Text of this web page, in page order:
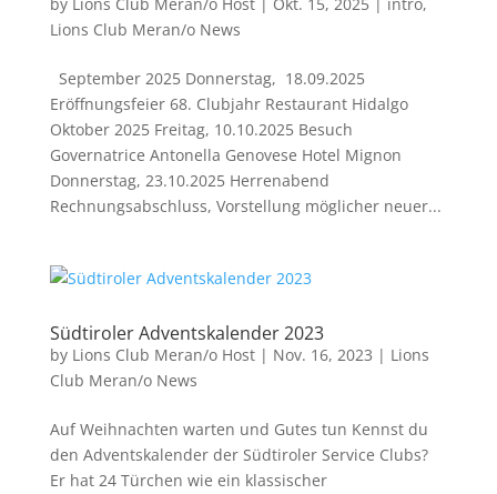
Lions Club Meran/o News
September 2025 Donnerstag, 18.09.2025
Eröffnungsfeier 68. Clubjahr Restaurant Hidalgo
Oktober 2025 Freitag, 10.10.2025 Besuch
Governatrice Antonella Genovese Hotel Mignon
Donnerstag, 23.10.2025 Herrenabend
Rechnungsabschluss, Vorstellung möglicher neuer...
Südtiroler Adventskalender 2023
by Lions Club Meran/o Host| Nov. 16, 2023 | Lions
Club Meran/o News
Auf Weihnachten warten und Gutes tun Kennst du
den Adventskalender der Südtiroler Service Clubs?
Er hat 24 Türchen wie ein klassischer